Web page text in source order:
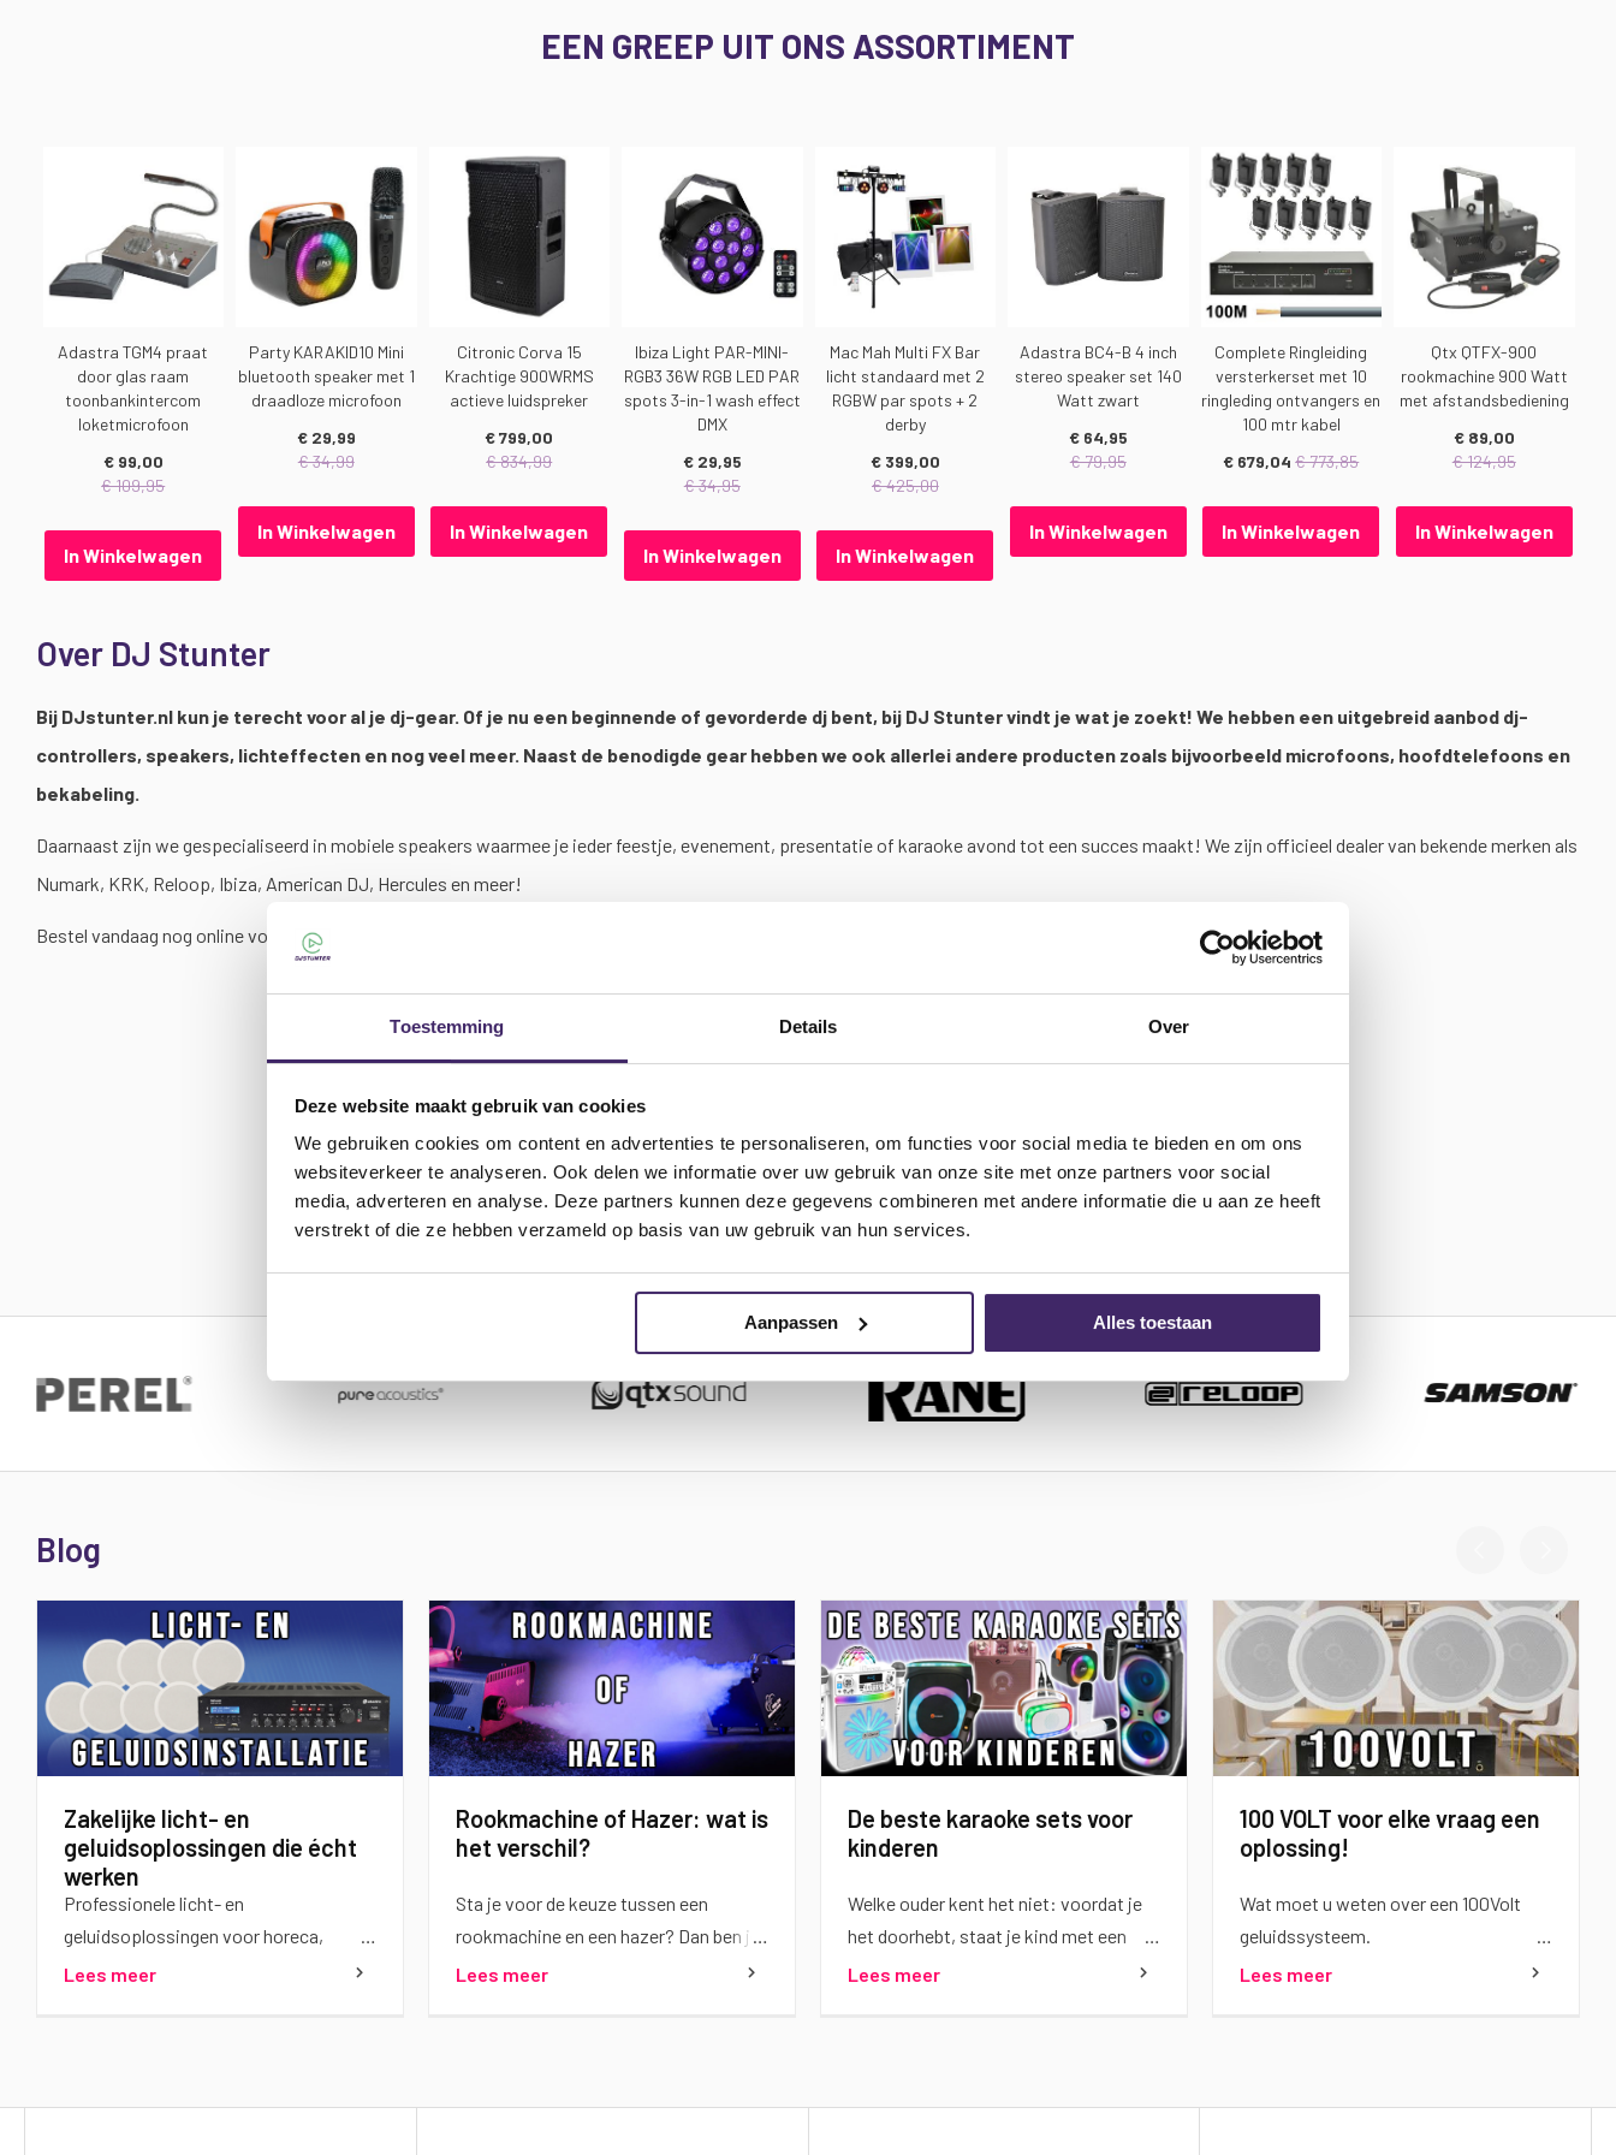
Toestemming Details Over
Deze website maakt gebruik van cookies
We gebruiken cookies om content en advertenties te personaliseren, om functies voor social media te bieden en om ons
websiteverkeer te analyseren. Ook delen we informatie over uw gebruik van onze site met onze partners voor social
media, adverteren en analyse. Deze partners kunnen deze gegevens combineren met andere informatie die u aan ze heeft
verstrekt of die ze hebben verzameld op basis van uw gebruik van hun services.
Aanpassen Alles toestaan
EEN GREEP UIT ONS ASSORTIMENT
Adastra TGM4 praat
door glas raam
toonbankintercom
loketmicrofoon
€ 99,00
€ 109,95
In Winkelwagen
Party KARAKID10 Mini
bluetooth speaker met 1
draadloze microfoon
€ 29,99
€ 34,99
In Winkelwagen
Citronic Corva 15
Krachtige 900WRMS
actieve luidspreker
€ 799,00
€ 834,99
In Winkelwagen
Ibiza Light PAR-MINI-
RGB3 36W RGB LED PAR
spots 3-in-1 wash effect
DMX
€ 29,95
€ 34,95
In Winkelwagen
Mac Mah Multi FX Bar
licht standaard met 2
RGBW par spots + 2
derby
€ 399,00
€ 425,00
In Winkelwagen
Adastra BC4-B 4 inch
stereo speaker set 140
Watt zwart
€ 64,95
€ 79,95
In Winkelwagen
Complete Ringleiding
versterkerset met 10
ringleding ontvangers en
100 mtr kabel
€ 679,04 € 773,85
In Winkelwagen
Qtx QTFX-900
rookmachine 900 Watt
met afstandsbediening
€ 89,00
€ 124,95
In Winkelwagen
Over DJ Stunter
Bij DJstunter.nl kun je terecht voor al je dj-gear. Of je nu een beginnende of gevorderde dj bent, bij DJ Stunter vindt je wat je zoekt! We hebben een uitgebreid aanbod dj-
controllers, speakers, lichteffecten en nog veel meer. Naast de benodigde gear hebben we ook allerlei andere producten zoals bijvoorbeeld microfoons, hoofdtelefoons en
bekabeling.
Daarnaast zijn we gespecialiseerd in mobiele speakers waarmee je ieder feestje, evenement, presentatie of karaoke avond tot een succes maakt! We zijn officieel dealer van bekende merken als
Numark, KRK, Reloop, Ibiza, American DJ, Hercules en meer!
Bestel vandaag nog online voor 17.00 en je bestelling wordt op werkdagen dezelfde dag nog verzonden!
met een van onze
specialisten
(0)40 - 76 000 85
SALES@DJSTUNTER.NL
Blog
Zakelijke licht- en
geluidsoplossingen die écht
werken
Professionele licht- en
geluidsoplossingen voor horeca,
camping, kantoor en magazijn. Kant-
Lees meer
Rookmachine of Hazer: wat is
het verschil?
Sta je voor de keuze tussen een
rookmachine en een hazer? Dan ben je
niet de enige. Bij DJ Stunter krijgen we
Lees meer
De beste karaoke sets voor
kinderen
Welke ouder kent het niet: voordat je
het doorhebt, staat je kind met een
haarborstel voor de spiegel alsof het
Lees meer
100 VOLT voor elke vraag een
oplossing!
Wat moet u weten over een 100Volt
geluidssysteem.
Lees meer